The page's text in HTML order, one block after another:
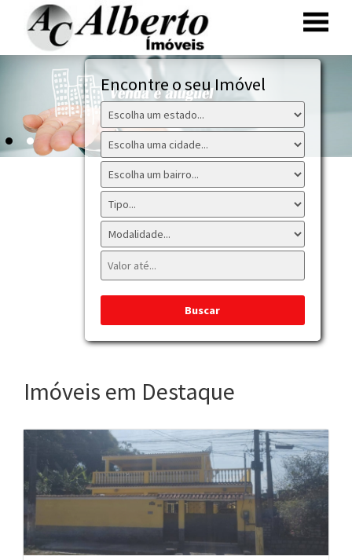
Encontre o seu Imóvel
Imóveis em Destaque